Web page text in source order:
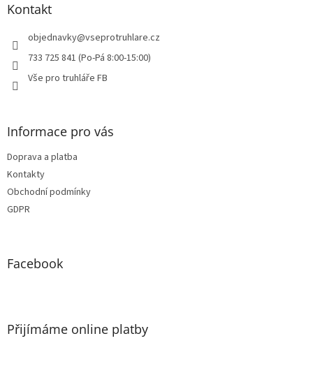
Kontakt
objednavky@vseprotruhlare.cz
733 725 841 (Po-Pá 8:00-15:00)
Vše pro truhláře FB
Informace pro vás
Doprava a platba
Kontakty
Obchodní podmínky
GDPR
Facebook
Přijímáme online platby